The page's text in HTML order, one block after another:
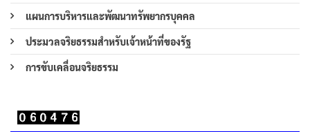
แผนการบริหารและพัฒนาทรัพยากรบุคคล
ประมวลจริยธรรมสำหรับเจ้าหน้าที่ของรัฐ
การขับเคลื่อนจริยธรรม